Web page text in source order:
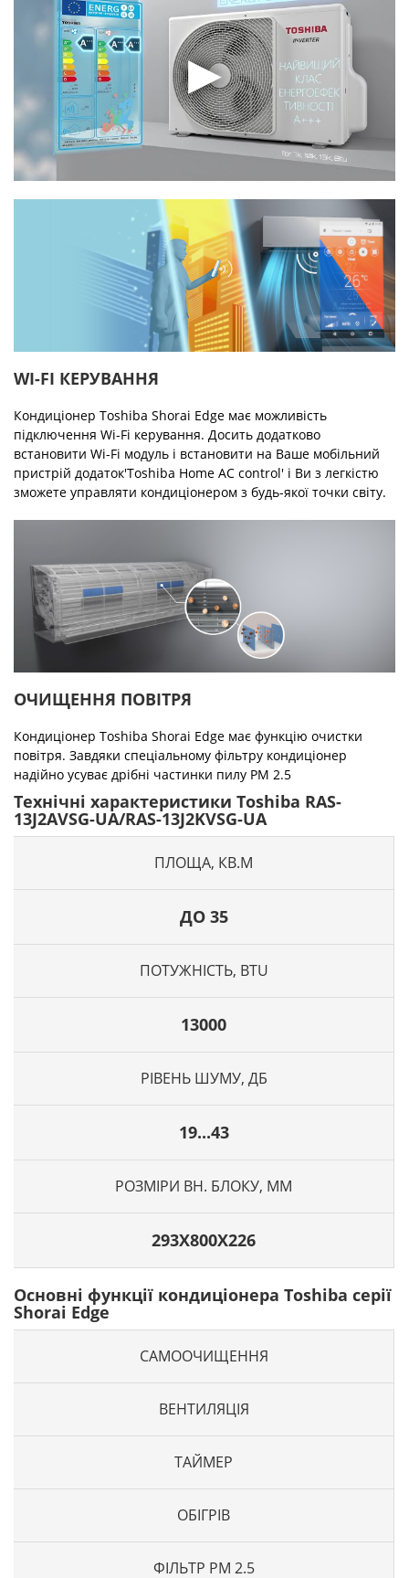
WI-FI КЕРУВАННЯ
Кондиціонер Toshiba Shorai Edge має можливість
підключення Wi-Fi керування. Досить додатково
встановити Wi-Fi модуль і встановити на Ваше мобільний
пристрій додаток'Toshiba Home AC control' і Ви з легкістю
зможете управляти кондиціонером з будь-якої точки світу.
ОЧИЩЕННЯ ПОВІТРЯ
Кондиціонер Toshiba Shorai Edge має функцію очистки
повітря. Завдяки спеціальному фільтру кондиціонер
надійно усуває дрібні частинки пилу PM 2.5
Технічні характеристики Toshiba RAS-
13J2AVSG-UA/RAS-13J2KVSG-UA
ПЛОЩА, КВ.М
ПОТУЖНІСТЬ, BTU
РІВЕНЬ ШУМУ, ДБ
РОЗМІРИ ВН. БЛОКУ, ММ
ДО 35
13000
19...43
293X800X226
Основні функції кондиціонера Toshiba серії
Shorai Edge
САМООЧИЩЕННЯ
ТАЙМЕР
ФІЛЬТР PM 2.5
ВЕНТИЛЯЦІЯ
ОБІГРІВ